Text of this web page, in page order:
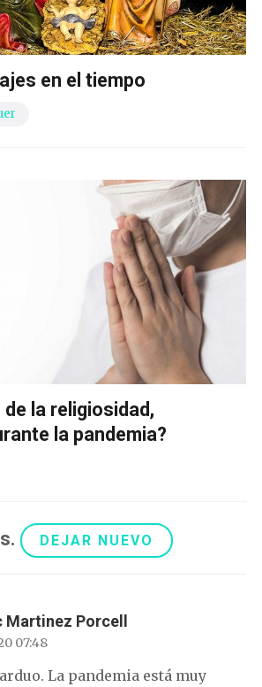
en el tiempo
la religiosidad,
la pandemia?
. DEJAR NUEVO
Martinez Porcell
07:48
La pandemia está muy